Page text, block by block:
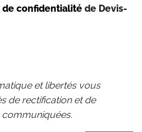
confidentialité de Devis-
et libertés vous
de rectification et de